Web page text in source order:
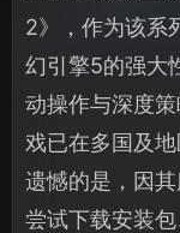
2》，作为该系
幻引擎5的强大
动操作与深度
戏已在多国及
遗憾的是，因
尝试下载安装